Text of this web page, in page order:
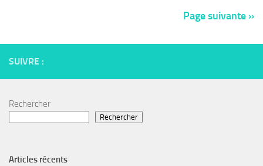
Page suivante »
SUIVRE :
Rechercher
Rechercher
Articles récents